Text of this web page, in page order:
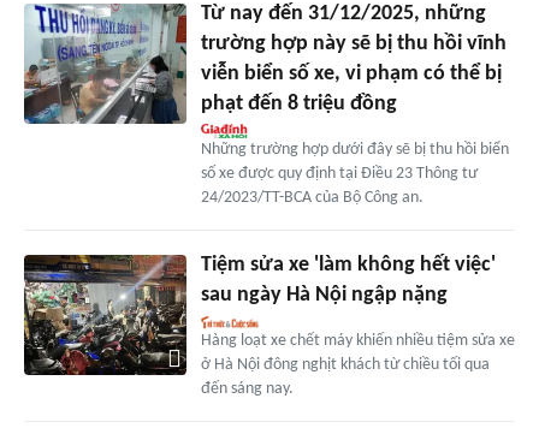
Từ nay đến 31/12/2025, những
trường hợp này sẽ bị thu hồi vĩnh
viễn biển số xe, vi phạm có thể bị
phạt đến 8 triệu đồng
Những trường hợp dưới đây sẽ bị thu hồi biển
số xe được quy định tại Điều 23 Thông tư
24/2023/TT-BCA của Bộ Công an.
Tiệm sửa xe 'làm không hết việc'
sau ngày Hà Nội ngập nặng
Hàng loạt xe chết máy khiến nhiều tiệm sửa xe
ở Hà Nội đông nghịt khách từ chiều tối qua
đến sáng nay.